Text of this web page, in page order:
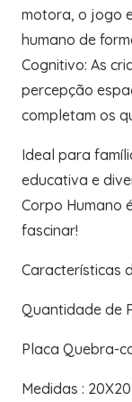
motora, o jogo
humano de
Cognitivo: As
percepção
completam os
Ideal para
educativa e
Corpo Humano
fascinar!
Características
Quantidade de
Placa Quebra-
Medidas :